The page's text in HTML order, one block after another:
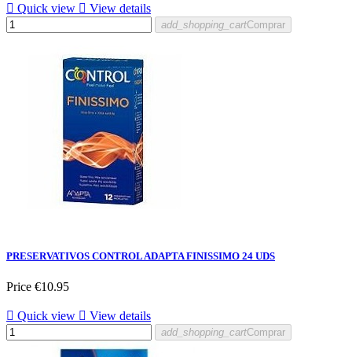
 Quick view  View details
add_shopping_cartComprar
PRESERVATIVOS CONTROL ADAPTA FINISSIMO 24 UDS
Price €10.95
 Quick view  View details
add_shopping_cartComprar